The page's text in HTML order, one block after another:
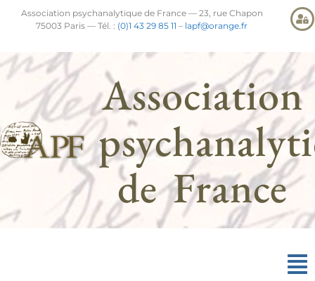
Association psychanalytique de France — 23, rue Chapon
75003 Paris — Tél. : (0)1 43 29 85 11 – lapf@orange.fr
Association
de France